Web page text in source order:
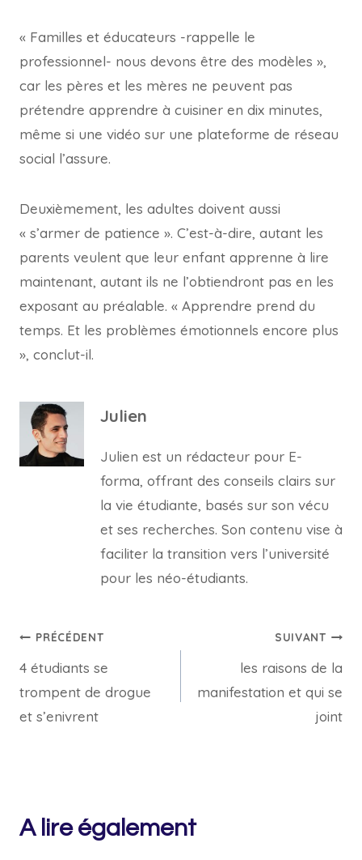
« Familles et éducateurs -rappelle le
professionnel- nous devons être des modèles »,
car les pères et les mères ne peuvent pas
prétendre apprendre à cuisiner en dix minutes,
même si une vidéo sur une plateforme de réseau
social l’assure.
Deuxièmement, les adultes doivent aussi
« s’armer de patience ». C’est-à-dire, autant les
parents veulent que leur enfant apprenne à lire
maintenant, autant ils ne l’obtiendront pas en les
exposant au préalable. « Apprendre prend du
temps. Et les problèmes émotionnels encore plus
», conclut-il.
Julien
Julien est un rédacteur pour E-
forma, offrant des conseils clairs sur
la vie étudiante, basés sur son vécu
et ses recherches. Son contenu vise à
faciliter la transition vers l’université
pour les néo-étudiants.
Navigation
de
l’article
PRÉCÉDENT
4 étudiants se
trompent de drogue
et s’enivrent
SUIVANT
les raisons de la
manifestation et qui se
joint
A lire également